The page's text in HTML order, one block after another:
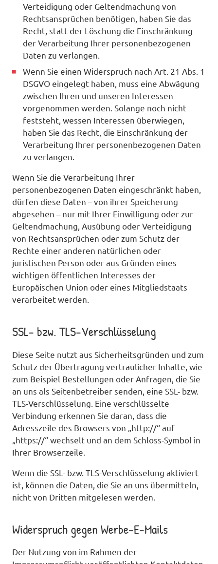
Verteidigung oder Geltendmachung von
Rechtsansprüchen benötigen, haben Sie das
Recht, statt der Löschung die Einschränkung
der Verarbeitung Ihrer personenbezogenen
Daten zu verlangen.
Wenn Sie einen Widerspruch nach Art. 21 Abs. 1
DSGVO eingelegt haben, muss eine Abwägung
zwischen Ihren und unseren Interessen
vorgenommen werden. Solange noch nicht
feststeht, wessen Interessen überwiegen,
haben Sie das Recht, die Einschränkung der
Verarbeitung Ihrer personenbezogenen Daten
zu verlangen.
Wenn Sie die Verarbeitung Ihrer
personenbezogenen Daten eingeschränkt haben,
dürfen diese Daten – von ihrer Speicherung
abgesehen – nur mit Ihrer Einwilligung oder zur
Geltendmachung, Ausübung oder Verteidigung
von Rechtsansprüchen oder zum Schutz der
Rechte einer anderen natürlichen oder
juristischen Person oder aus Gründen eines
wichtigen öffentlichen Interesses der
Europäischen Union oder eines Mitgliedstaats
verarbeitet werden.
SSL- bzw. TLS-Verschlüsselung
Diese Seite nutzt aus Sicherheitsgründen und zum
Schutz der Übertragung vertraulicher Inhalte, wie
zum Beispiel Bestellungen oder Anfragen, die Sie
an uns als Seitenbetreiber senden, eine SSL- bzw.
TLS-Verschlüsselung. Eine verschlüsselte
Verbindung erkennen Sie daran, dass die
Adresszeile des Browsers von „http://“ auf
„https://“ wechselt und an dem Schloss-Symbol in
Ihrer Browserzeile.
Wenn die SSL- bzw. TLS-Verschlüsselung aktiviert
ist, können die Daten, die Sie an uns übermitteln,
nicht von Dritten mitgelesen werden.
Widerspruch gegen Werbe-E-Mails
Der Nutzung von im Rahmen der